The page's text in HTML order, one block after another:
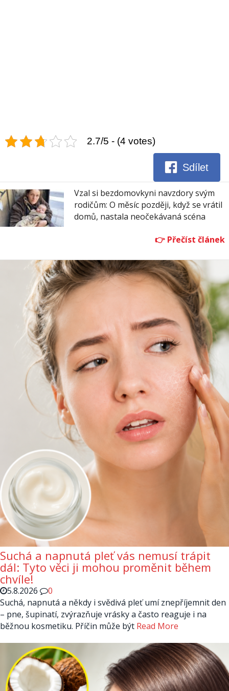
2.7/5 - (4 votes)
Sdílet
Vzal si bezdomovkyni navzdory svým
rodičům: O měsíc později, když se vrátil
domů, nastala neočekávaná scéna
Suchá a napnutá pleť vás nemusí trápit
dál: Tyto věci ji mohou proměnit během
chvíle!
5.8.2026
0
Suchá, napnutá a někdy i svědivá pleť umí znepříjemnit den
– pne, šupinatí, zvýrazňuje vrásky a často reaguje i na
běžnou kosmetiku. Příčin může být Read More